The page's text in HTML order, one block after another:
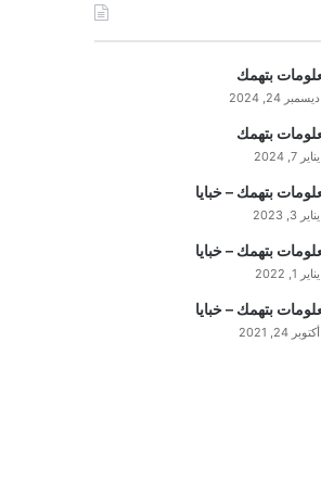
بتهمك
ديسمبر 24, 2024
بتهمك
يناير 7, 2024
بتهمك – خبايا
يناير 3, 2023
بتهمك – خبايا
يناير 1, 2022
بتهمك – خبايا
أكتوبر 24, 2021